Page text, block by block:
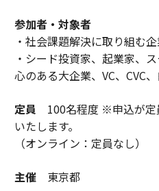
参加者・対象者
・社会課題解決に取り組む
・シード投資家、起業家、
心のある大企業、VC、CVC
定員 100名程度 ※申込が定
いたします。
（オンライン：定員なし）
主催東京都